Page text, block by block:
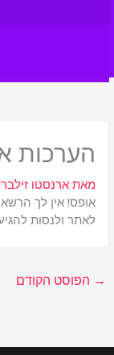
הערכות
מאת ארנסטו
אופס! אין לך
לאתר ולנסות להגיע
→ הפוסט הקודם